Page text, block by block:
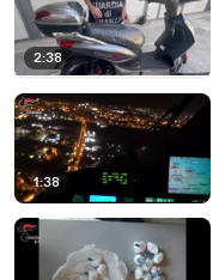
2:38
1:38